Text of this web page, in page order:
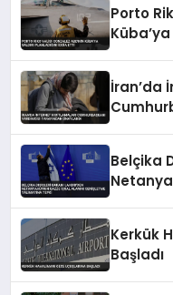
Porto
Küba’ya
İran’da
Belçika
Kerkük
Başladı